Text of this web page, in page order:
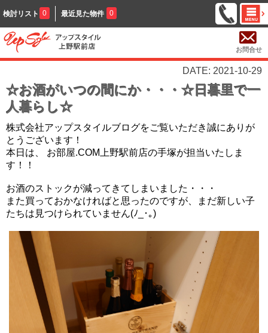
検討リスト 0 最近見た物件 0
お問合せ
DATE: 2021-10-29
☆お酒がいつの間にか・・・☆日暮里で一
人暮らし☆
株式会社アップスタイルブログをご覧いただき誠にありが
とうございます！
本日は、 お部屋.COM上野駅前店の手塚が担当いたしま
す！！
お酒のストックが減ってきてしまいました・・・
また買っておかなければと思ったのですが、まだ新しい子
たちは見つけられていません(ﾉ_･｡)